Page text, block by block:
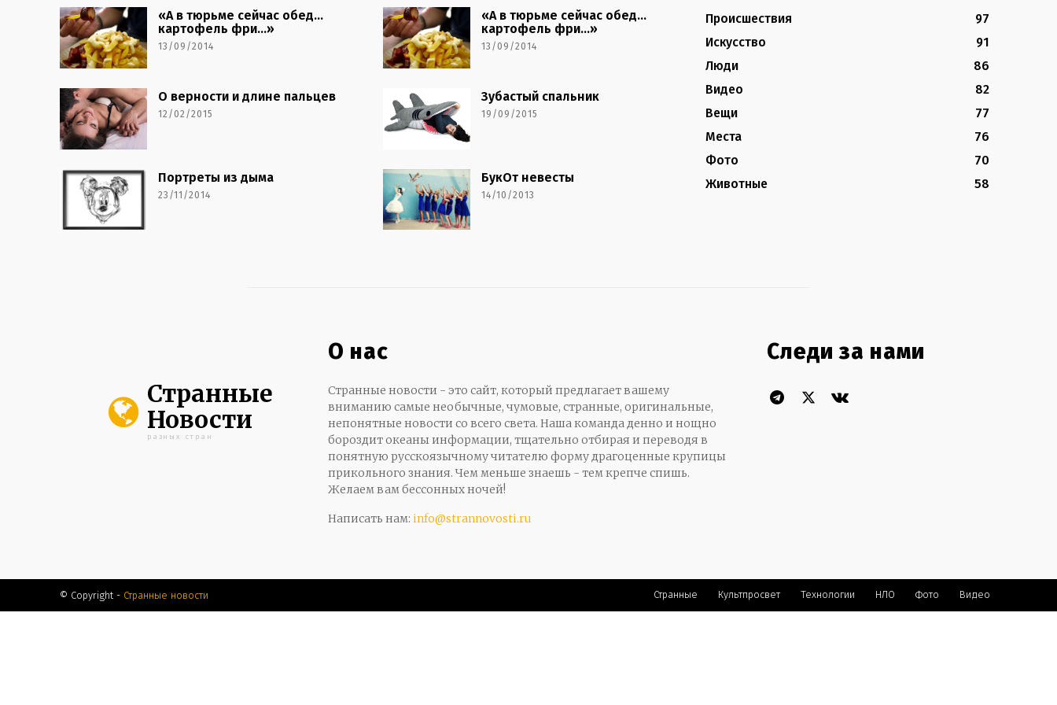
«А в тюрьме сейчас обед…
картофель фри…»
13/09/2014
О верности и длине пальцев
12/02/2015
Портреты из дыма
23/11/2014
«А в тюрьме сейчас обед…
картофель фри…»
13/09/2014
Зубастый спальник
19/09/2015
БукОт невесты
14/10/2013
Происшествия
97
Искусство
91
Люди
86
Видео
82
Вещи
77
Места
76
Фото
70
Животные
58
Странные
Новости
разных стран
О нас
Странные новости - это сайт, который предлагает вашему
вниманию самые необычные, чумовые, странные, оригинальные,
непонятные новости со всего света. Наша команда денно и нощно
бороздит океаны информации, тщательно отбирая и переводя в
понятную русскоязычному читателю форму драгоценные крупицы
прикольного знания. Чем меньше знаешь - тем крепче спишь.
Желаем вам бессонных ночей!
Написать нам: info@strannovosti.ru
Следи за нами
© Copyright - Странные новости Странные Культпросвет Технологии НЛО Фото Видео